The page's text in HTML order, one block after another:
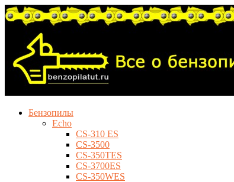
Бензопилы
Echo
CS-310 ES
CS-3500
CS-350TES
CS-3700ES
CS-350WES